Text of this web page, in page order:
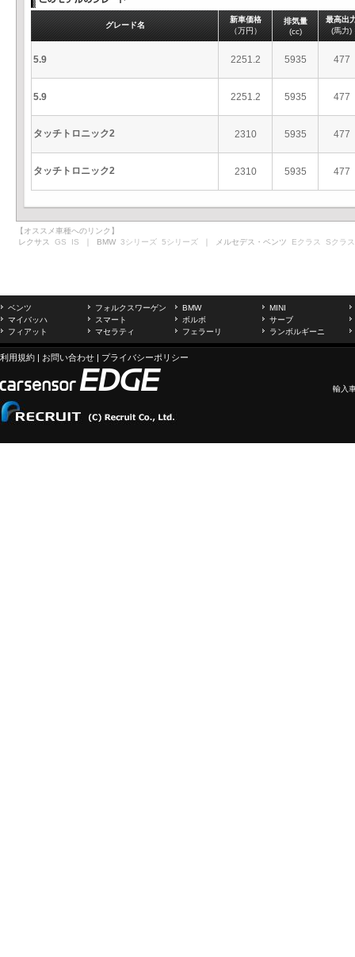
グレード名
新車価格
（万円）
排気量
(cc)
最高出
(馬力)
5.9 2251.2 5935 477
5.9 2251.2 5935 477
タッチトロニック2 2310 5935 477
タッチトロニック2 2310 5935 477
【オススメ車種へのリンク】
レクサス GS IS ｜ BMW 3シリーズ 5シリーズ ｜ メルセデス・ベンツ Eクラス Sクラス
ベンツ フォルクスワーゲン BMW
MINI
マイバッハ
スマート ボルボ
サーブ
フィアット
マセラティ フェラーリ ランボルギーニ
利用規約 | お問い合わせ | プライバシーポリシー
輸入